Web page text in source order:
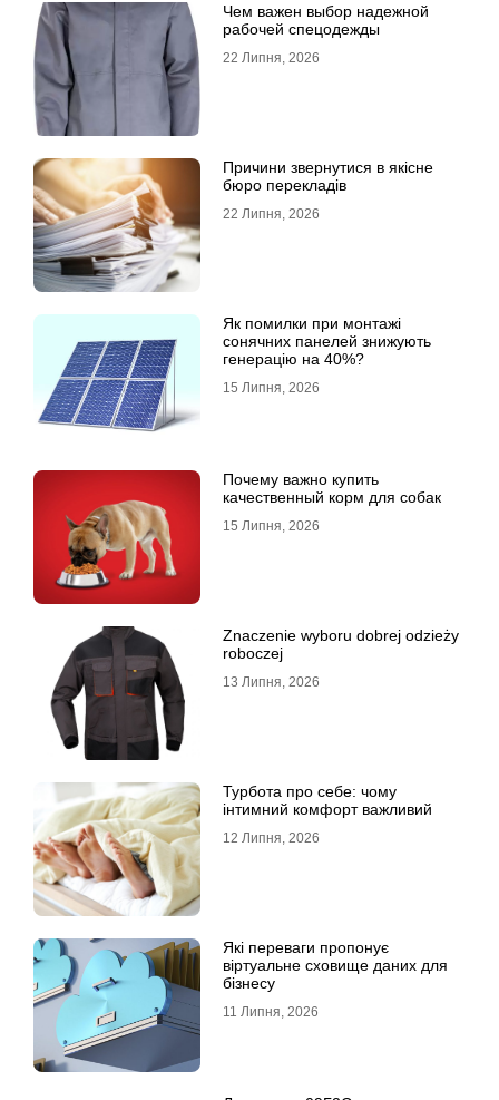
Чем важен выбор надежной
рабочей спецодежды
22 Липня, 2026
Причини звернутися в якісне
бюро перекладів
22 Липня, 2026
Як помилки при монтажі
сонячних панелей знижують
генерацію на 40%?
15 Липня, 2026
Почему важно купить
качественный корм для собак
15 Липня, 2026
Znaczenie wyboru dobrej odzieży
roboczej
13 Липня, 2026
Турбота про себе: чому
інтимний комфорт важливий
12 Липня, 2026
Які переваги пропонує
віртуальне сховище даних для
бізнесу
11 Липня, 2026